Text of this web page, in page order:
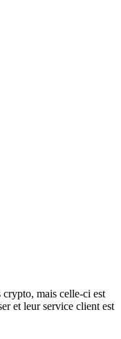
crypto, mais celle-ci est
et leur service client est